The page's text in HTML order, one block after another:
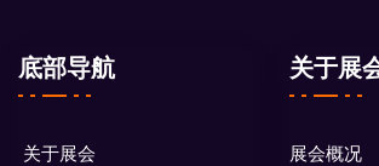
底部导航
关于展会
关于展
展会概况